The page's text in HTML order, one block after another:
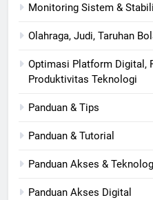
Monitoring Sistem &
Olahraga, Judi, Taruhan
Optimasi Platform Digital,
Produktivitas Teknologi
Panduan & Tips
Panduan & Tutorial
Panduan Akses &
Panduan Akses Digital